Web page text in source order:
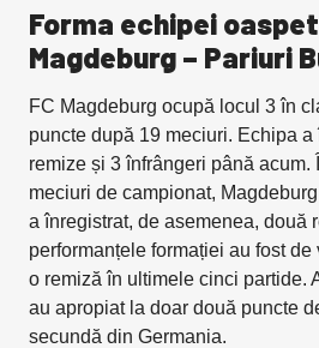
Forma echipei
Magdeburg – Pariuri
FC Magdeburg ocupă locul 3 în
puncte după 19 meciuri. Echipa
remize și 3 înfrângeri până acum.
meciuri de campionat,
a înregistrat, de asemenea, două
performanțele formației au fost
o remiză în ultimele cinci partide.
au apropiat la doar două puncte
secundă din Germania.